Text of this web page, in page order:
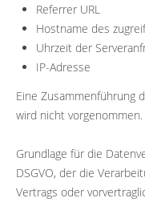
Referrer URL
Hostname des
Uhrzeit der
IP-Adresse
Eine Zusammenführung
wird nicht vorgenommen.
Grundlage für die
DSGVO, der die
Vertrags oder